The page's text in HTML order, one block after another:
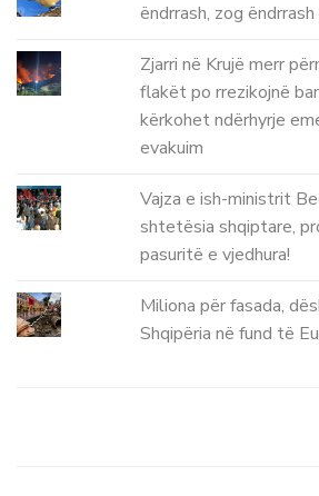
ëndrrash, zog ëndrrash
Zjarri në Krujë merr
flakët po rrezikojnë
kërkohet ndërhyrje
evakuim
Vajza e ish-ministrit
shtetësia shqiptare,
pasuritë e vjedhura!
Miliona për fasada,
Shqipëria në fund të